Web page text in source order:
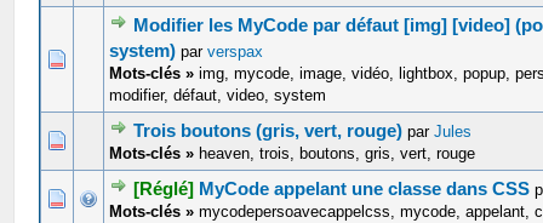
Modifier les MyCode par défaut [img] [video]
system) parverspax
Mots-clés »img, mycode, image, vidéo, lightbox, popup,
modifier, défaut, video, system
0 Votes - 0 sur 5 en moyenne
1234
Trois boutons (gris, vert, rouge) parJules
Mots-clés » heaven, trois, boutons, gris, vert, rouge
0 Votes - 0 sur 5 en moyenne
123 45
[Réglé] MyCode appelant une classe dans CSS
Mots-clés »mycodepersoavecappelcss, mycode, appelant,
0 Votes - 0 sur 5 en moyenne
12345